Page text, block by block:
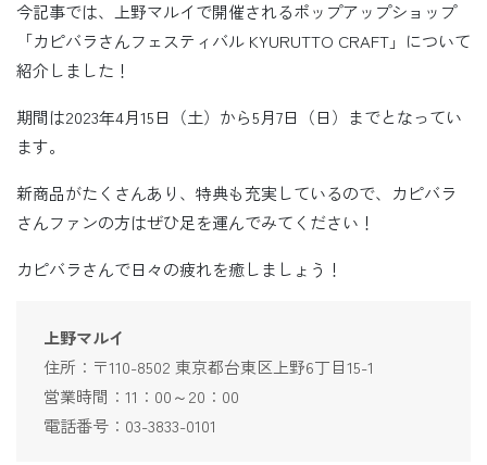
今記事では、上野マルイで開催されるポップアップショップ
「カピバラさんフェスティバル KYURUTTO CRAFT」について
紹介しました！
期間は2023年4月15日（土）から5月7日（日）までとなってい
ます。
新商品がたくさんあり、特典も充実しているので、カピバラ
さんファンの方はぜひ足を運んでみてください！
カピバラさんで日々の疲れを癒しましょう！
上野マルイ
住所：〒110-8502 東京都台東区上野6丁目15-1
営業時間：11：00～20：00
電話番号：03-3833-0101